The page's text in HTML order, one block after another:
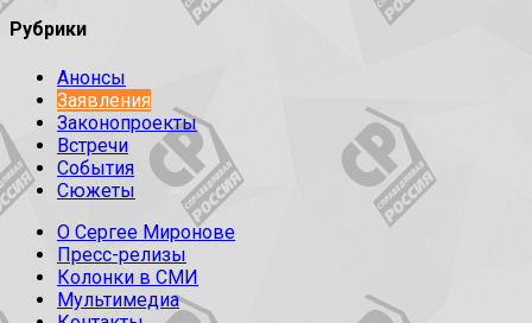
Рубрики
Анонсы
Заявления
Законопроекты
Встречи
События
Сюжеты
О Сергее Миронове
Пресс-релизы
Колонки в СМИ
Мультимедиа